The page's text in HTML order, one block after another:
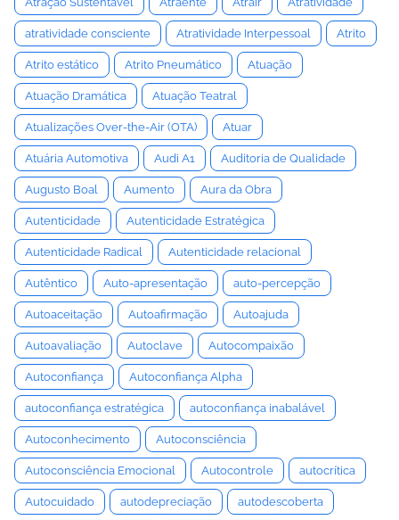
atratividade consciente Atratividade Interpessoal Atrito
Atrito estático Atrito Pneumático Atuação
Atuação Dramática Atuação Teatral
Atualizações Over-the-Air (OTA) Atuar
Atuária Automotiva Audi A1 Auditoria de Qualidade
Augusto Boal Aumento Aura da Obra
Autenticidade Autenticidade Estratégica
Autenticidade Radical Autenticidade relacional
Autêntico Auto-apresentação auto-percepção
Autoaceitação Autoafirmação Autoajuda
Autoavaliação Autoclave Autocompaixão
Autoconfiança Autoconfiança Alpha
autoconfiança estratégica autoconfiança inabalável
Autoconhecimento Autoconsciência
Autoconsciência Emocional Autocontrole autocrítica
Autocuidado autodepreciação autodescoberta